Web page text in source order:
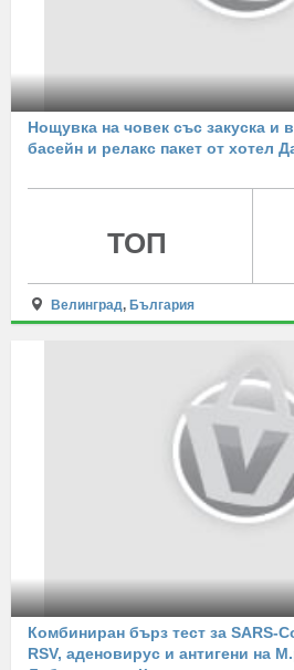
Нощувка на човек със закуска и
басейн и релакс пакет от хотел
ТОП
Велинград, България
Комбиниран бърз тест за SARS-
RSV, аденовирус и антигени на